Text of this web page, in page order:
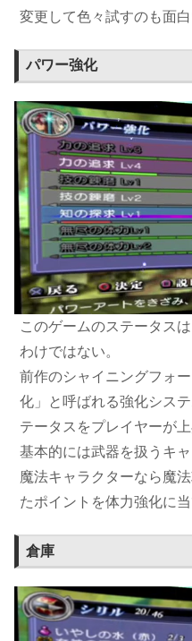
変更して色々試すのも面白
パワー強化
このゲームのステータス
わけではない。
前作のシャイニングフォ
化」と呼ばれる強化シス
テータスをプレイヤーが
基本的には武器を扱うキ
魔法キャラクターなら魔
たポイントを体力強化に当
倉庫